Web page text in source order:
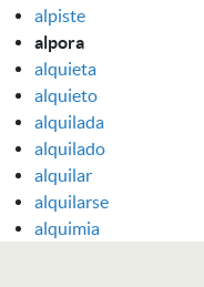
alpiste
alpora
alquieta
alquieto
alquilada
alquilado
alquilar
alquilarse
alquimia